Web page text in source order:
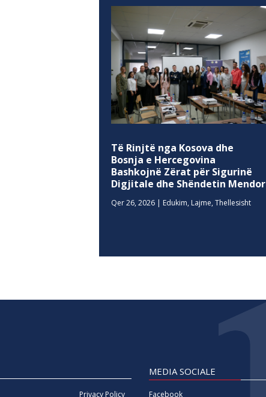
Të Rinjtë nga Kosova dhe
Bosnja e Hercegovina
Bashkojnë Zërat për Sigurinë
Digjitale dhe Shëndetin Mendor
Qer 26, 2026 | Edukim, Lajme,Thellesisht
Privacy Policy
MEDIA SOCIALE
Facebook